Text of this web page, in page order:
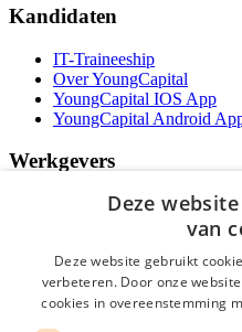
Kandidaten
IT-Traineeship
Over YoungCapital
YoungCapital IOS App
YoungCapital Android
Werkgevers
Het concept
Contractvormen
Brochure aanvragen
Vacature aanmelden
Deze
van
Deze website gebruikt
verbeteren. Door onze
cookies in overeenstemming